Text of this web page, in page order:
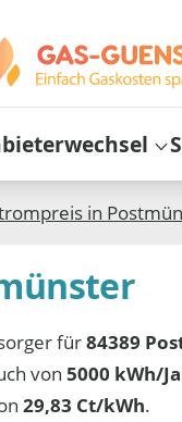
in
für84389
von5000 kWh/
29,83 Ct/kWh.